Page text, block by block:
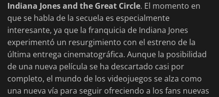
Indiana Jones and the Great Circle. El momento en
que se habla de la secuela es especialmente
interesante, ya que la franquicia de Indiana Jones
experimentó un resurgimiento con el estreno de la
última entrega cinematográfica. Aunque la posibilidad
de una nueva película se ha descartado casi por
completo, el mundo de los videojuegos se alza como
una nueva vía para seguir ofreciendo a los fans nuevas